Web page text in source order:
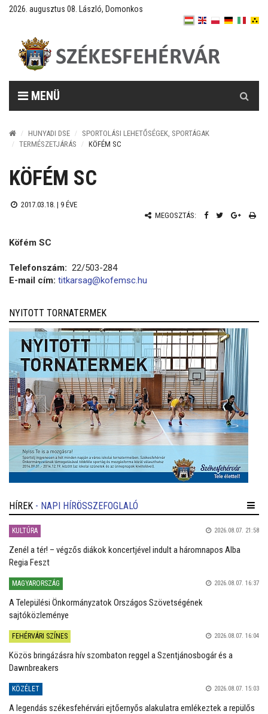
2026. augusztus 08. László, Domonkos
MENÜ
HUNYADI DSE
SPORTOLÁSI LEHETŐSÉGEK, SPORTÁGAK
TERMÉSZETJÁRÁS
KÖFÉM SC
KÖFÉM SC
2017.03.18. | 9 ÉVE
MEGOSZTÁS:
Köfém SC
Telefonszám: 22/503-284
E-mail cím: titkarsag@kofemsc.hu
NYITOTT TORNATERMEK
HÍREK - NAPI HÍRÖSSZEFOGLALÓ
KULTÚRA 2026.08.07. 21:58
Zenél a tér! – végzős diákok koncertjével indult a háromnapos Alba
Regia Feszt
MAGYARORSZÁG 2026.08.07. 16:37
A Települési Önkormányzatok Országos Szövetségének
sajtóközleménye
FEHÉRVÁRI SZÍNES 2026.08.07. 16:04
Közös bringázásra hív szombaton reggel a Szentjánosbogár és a
Dawnbreakers
KÖZÉLET 2026.08.07. 15:03
A legendás székesfehérvári ejtőernyős alakulatra emlékeztek a repülős